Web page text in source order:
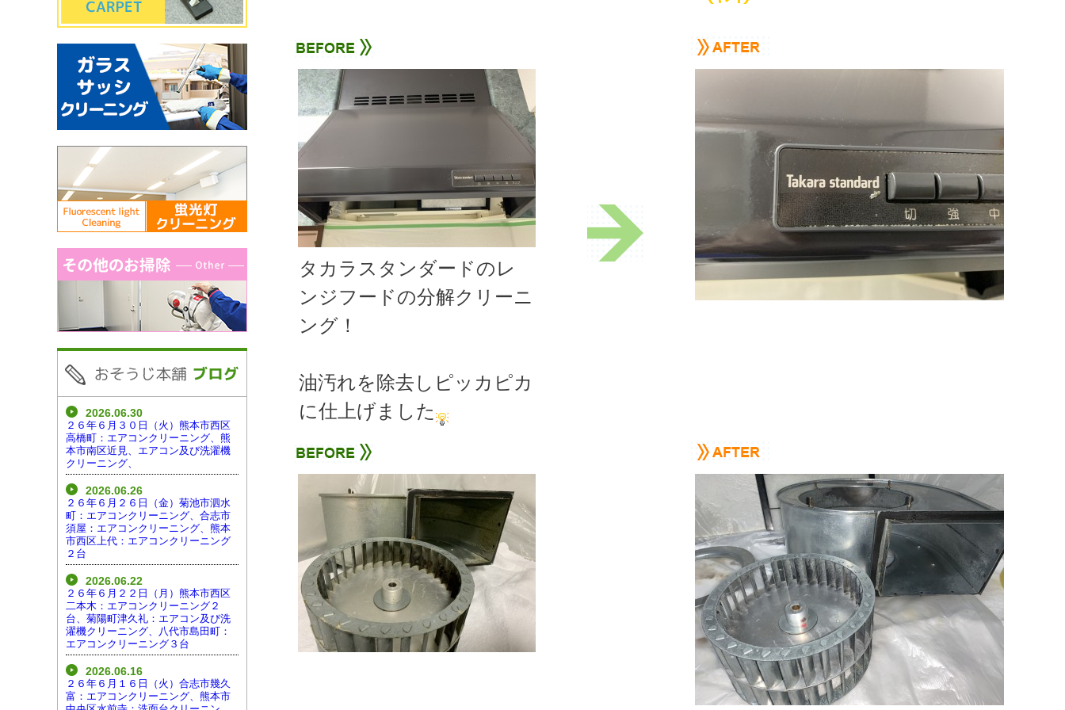
タカラスタンダードのレ
ンジフードの分解クリーニ
ング！
油汚れを除去しピッカピカ
に仕上げました
2026.06.30
２６年６月３０日（火）熊本市西区
高橋町：エアコンクリーニング、熊
本市南区近見、エアコン及び洗濯機
クリーニング、
2026.06.26
２６年６月２６日（金）菊池市泗水
町：エアコンクリーニング、合志市
須屋：エアコンクリーニング、熊本
市西区上代：エアコンクリーニング
２台
2026.06.22
２６年６月２２日（月）熊本市西区
二本木：エアコンクリーニング２
台、菊陽町津久礼：エアコン及び洗
濯機クリーニング、八代市島田町：
エアコンクリーニング３台
2026.06.16
２６年６月１６日（火）合志市幾久
富：エアコンクリーニング、熊本市